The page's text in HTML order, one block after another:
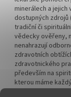
minerálech a
dostupných
tradiční či
vědecky ověřeny,
nenahrazují
zdravotních
zdravotnického
především na
kterou máme